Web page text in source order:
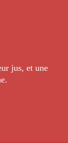
jus, et une